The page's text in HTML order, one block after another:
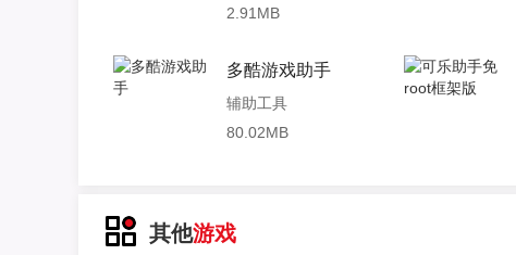
2.91MB
多酷游戏助手
辅助工具
80.02MB
其他游戏